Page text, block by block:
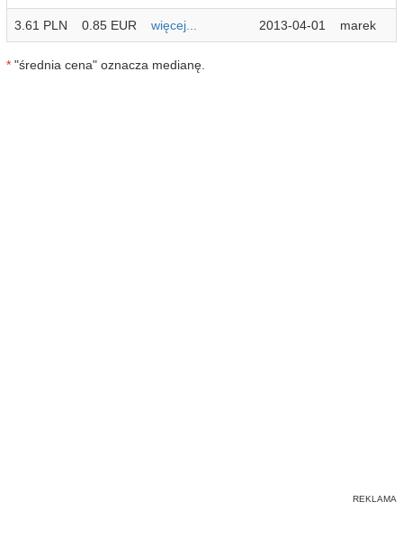
3.61 PLN 0.85 EUR więcej... 2013-04-01 marek
* "średnia cena" oznacza medianę.